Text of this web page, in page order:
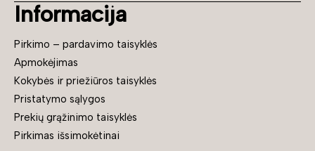
Informacija
Pirkimo – pardavimo taisyklės
Apmokėjimas
Kokybės ir priežiūros taisyklės
Pristatymo sąlygos
Prekių grąžinimo taisyklės
Pirkimas išsimokėtinai